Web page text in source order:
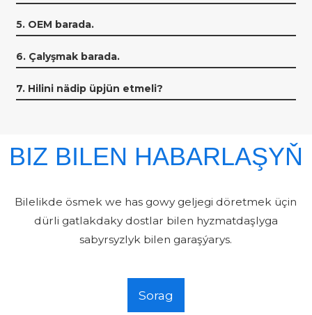
5. OEM barada.
6. Çalyşmak barada.
7. Hilini nädip üpjün etmeli?
BIZ BILEN HABARLAŞYŇ
Bilelikde ösmek we has gowy geljegi döretmek üçin
dürli gatlakdaky dostlar bilen hyzmatdaşlyga
sabyrsyzlyk bilen garaşýarys.
Sorag